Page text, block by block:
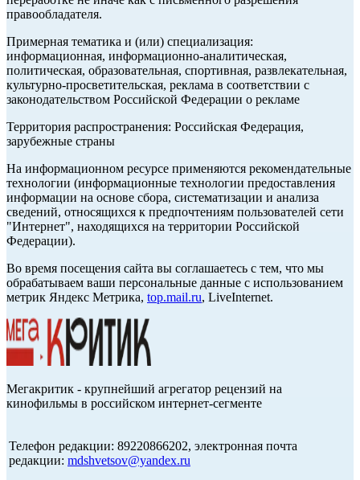
правообладателя.
Примерная тематика и (или) специализация:
информационная, информационно-аналитическая,
политическая, образовательная, спортивная, развлекательная,
культурно-просветительская, реклама в соответствии с
законодательством Российской Федерации о рекламе
Территория распространения: Российская Федерация,
зарубежные страны
На информационном ресурсе применяются рекомендательные
технологии (информационные технологии предоставления
информации на основе сбора, систематизации и анализа
сведений, относящихся к предпочтениям пользователей сети
"Интернет", находящихся на территории Российской
Федерации).
Во время посещения сайта вы соглашаетесь с тем, что мы
обрабатываем ваши персональные данные с использованием
метрик Яндекс Метрика, top.mail.ru, LiveInternet.
Мегакритик - крупнейший агрегатор рецензий на
кинофильмы в российском интернет-сегменте
Телефон редакции: 89220866202, электронная почта
редакции: mdshvetsov@yandex.ru